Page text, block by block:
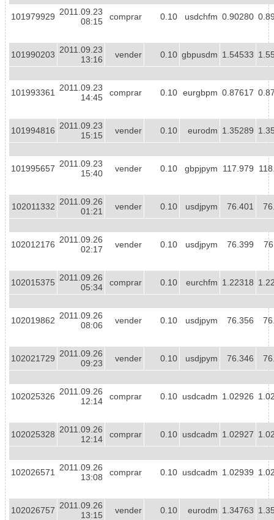
101979929 2011.09.23
08:15
comprar 0.10 usdchfm 0.90280
101990203 2011.09.23
13:16
vender 0.10 gbpusdm 1.54533
101993361
2011.09.23
14:45
comprar 0.10 eurgbpm 0.87617
101994816 2011.09.23
15:15
vender 0.10 eurodm 1.35289
101995657 2011.09.23
15:40
vender 0.10 gbpjpym 117.979
102011332 2011.09.26
01:21
vender 0.10 usdjpym 76.401
102012176 2011.09.26
02:17
vender 0.10 usdjpym 76.399
102015375 2011.09.26
05:34
comprar 0.10 eurchfm 1.22318
102019862 2011.09.26
08:06
vender 0.10 usdjpym 76.356
102021729 2011.09.26
09:23
vender 0.10 usdjpym 76.346
102025326 2011.09.26
12:14
comprar 0.10 usdcadm 1.02926
102025328 2011.09.26
12:14
comprar 0.10 usdcadm 1.02927
102026571
2011.09.26
13:08
comprar 0.10 usdcadm 1.02939
102026757 2011.09.26
13:15
vender 0.10 eurodm 1.34763